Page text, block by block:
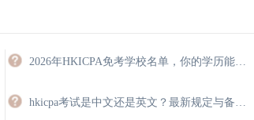
2026年HKICPA免考学校名单，你的学历能免多少门？